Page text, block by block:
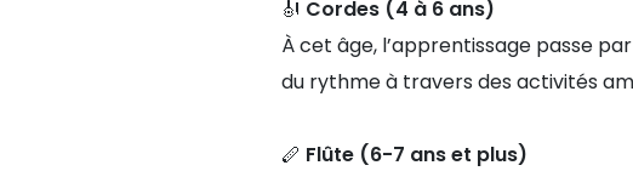
🎻 Cordes (4 à 6 ans)
À cet âge, l’apprentissage passe
du rythme à travers des activités
🪈 Flûte (6-7 ans et plus)